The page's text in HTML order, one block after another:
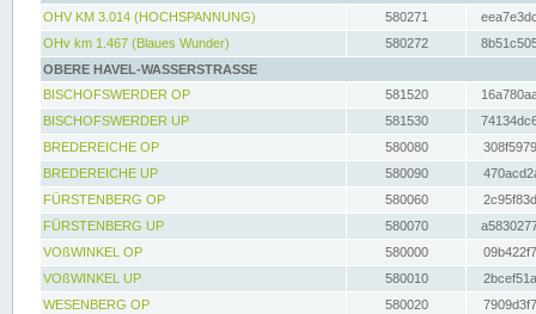
OHV KM 3.014 (HOCHSPANNUNG)
580271
OHv km 1.467 (Blaues Wunder)
580272
OBERE HAVEL-WASSERSTRASSE
BISCHOFSWERDER OP
581520
BISCHOFSWERDER UP
581530
BREDEREICHE OP
580080
BREDEREICHE UP
580090
FÜRSTENBERG OP
580060
FÜRSTENBERG UP
580070
VOßWINKEL OP
580000
VOßWINKEL UP
580010
WESENBERG OP
580020